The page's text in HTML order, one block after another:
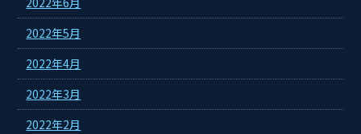
2022年5月
2022年4月
2022年3月
2022年2月